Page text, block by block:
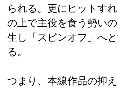
られる。更にヒットす
の上で主役を食う勢い
生し「スピンオフ」へ
る。
つまり、本線作品の抑